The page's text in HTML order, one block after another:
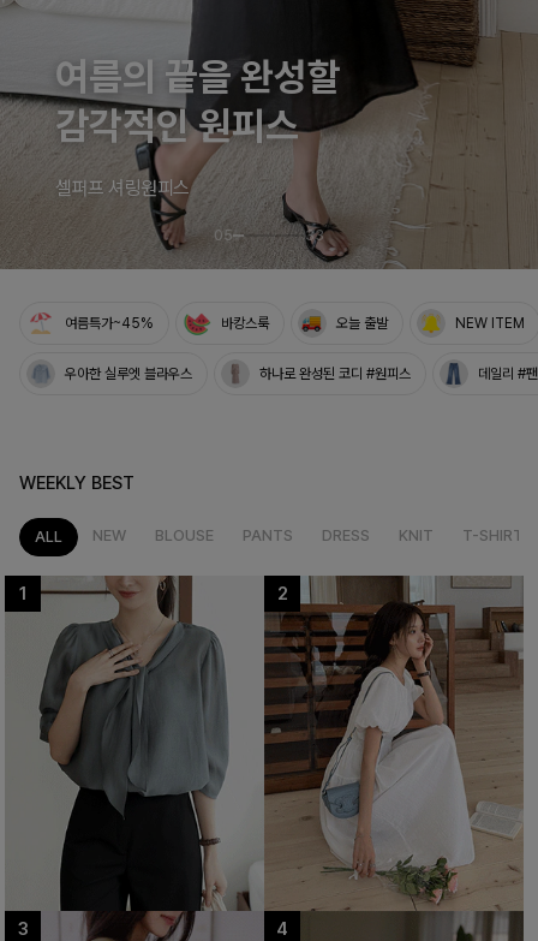
여름의 끝을 완성할
감각적인 원피스
셀퍼프 셔링원피스
05 33
여름특가~45% 바캉스룩 오늘 출발 NEW ITEM
우아한 실루엣 블라우스 하나로 완성된 코디 #원피스 데일리 #
WEEKLY BEST
ALL NEW BLOUSE PANTS DRESS KNIT T-SHIRT